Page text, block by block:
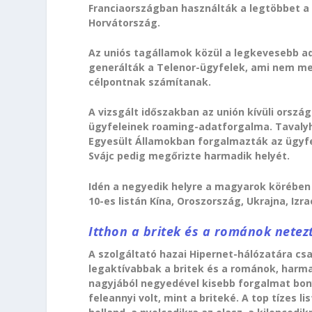
Franciaországban használták a
Horvátország.
Az uniós tagállamok közül a legkevesebb
generálták a Telenor-ügyfelek, ami nem
célpontnak számítanak.
A vizsgált időszakban az unión kívüli
ügyfeleinek roaming-adatforgalma.
Egyesült Államokban forgalmazták az
Svájc pedig megőrizte harmadik helyét.
Idén a negyedik helyre a magyarok
10-es listán Kína, Oroszország, Ukrajna,
Itthon a britek és a románok
A szolgáltató hazai Hipernet-hálózatára
legaktívabbak a britek és a románok,
nagyjából negyedével kisebb forgalmat
feleannyi volt, mint a briteké. A top tízes